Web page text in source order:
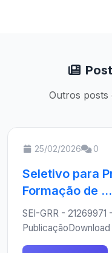
Outros posts
25/02/2026 0
Seletivo para
Formação de ...
SEI-GRR -
PublicaçãoDownload